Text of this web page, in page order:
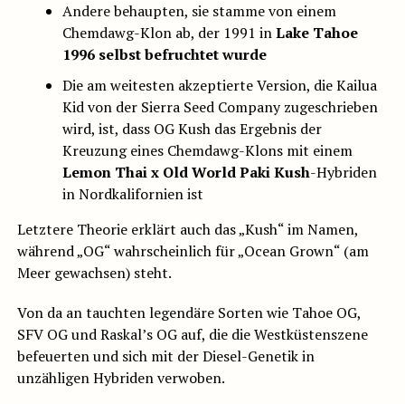
Andere behaupten, sie stamme von einem
Chemdawg-Klon ab, der 1991 inLake Tahoe
1996 selbst befruchtet wurde
Die am weitesten akzeptierte Version, die Kailua
Kid von der Sierra Seed Company zugeschrieben
wird, ist, dass OG Kush das Ergebnis der
Kreuzung eines Chemdawg-Klons mit einem
Lemon Thai x Old World Paki Kush-Hybriden
in Nordkalifornien ist
Letztere Theorie erklärt auch das „Kush“ im Namen,
während „OG“ wahrscheinlich für „Ocean Grown“ (am
Meer gewachsen) steht.
Von da an tauchten legendäre Sorten wie Tahoe OG,
SFV OG und Raskal’s OG auf, die die Westküstenszene
befeuerten und sich mit der Diesel-Genetik in
unzähligen Hybriden verwoben.